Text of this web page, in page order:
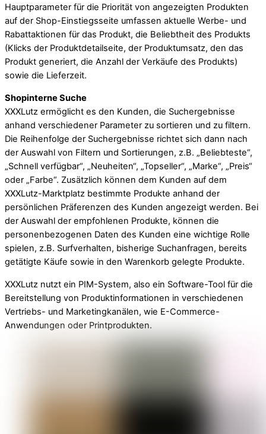
Hauptparameter für die Priorität von angezeigten Produkten
auf der Shop-Einstiegsseite umfassen aktuelle Werbe- und
Rabattaktionen für das Produkt, die Beliebtheit des Produkts
(Klicks der Produktdetailseite, der Produktumsatz, den das
Produkt generiert, die Anzahl der Verkäufe des Produkts)
sowie die Lieferzeit.
Shopinterne Suche
XXXLutz ermöglicht es den Kunden, die Suchergebnisse
anhand verschiedener Parameter zu sortieren und zu filtern.
Die Reihenfolge der Suchergebnisse richtet sich dann nach
der Auswahl von Filtern und Sortierungen, z.B. „Beliebteste“,
„Schnell verfügbar“, „Neuheiten“, „Topseller“, „Marke“, „Preis“
oder „Farbe“. Zusätzlich können dem Kunden auf dem
XXXLutz-Marktplatz bestimmte Produkte anhand der
persönlichen Präferenzen des Kunden angezeigt werden. Bei
der Auswahl der empfohlenen Produkte, können die
personenbezogenen Daten des Kunden eine wichtige Rolle
spielen, z.B. Surfverhalten, bisherige Suchanfragen, bereits
getätigte Käufe sowie in den Warenkorb gelegte Produkte.
XXXLutz nutzt ein PIM-System, also ein Software-Tool für die
Bereitstellung von Produktinformationen in verschiedenen
Vertriebs- und Marketingkanälen, wie E-Commerce-
Anwendungen oder Printprodukten.